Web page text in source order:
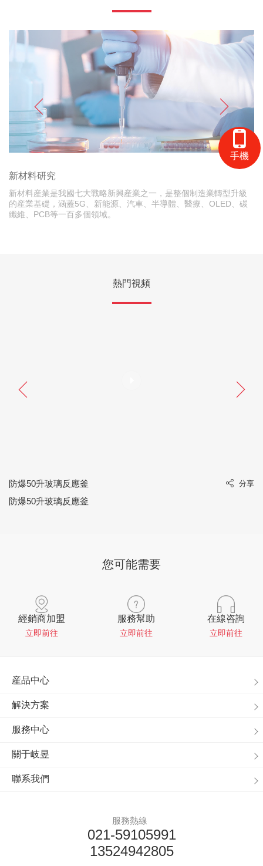
新材料研究
新材料産業是我國七大戰略新興産業之一，是整個制造業轉型升級
的産業基礎，涵蓋5G、新能源、汽車、半導體、醫療、OLED、碳
纖維、PCB等一百多個領域。
熱門視頻
防爆50升玻璃反應釜
防爆50升玻璃反應釜
分享
您可能需要
經銷商加盟
立即前往
服務幫助
立即前往
在線咨詢
立即前往
産品中心
解決方案
服務中心
關于岐昱
聯系我們
服務熱線
021-59105991
13524942805
手機